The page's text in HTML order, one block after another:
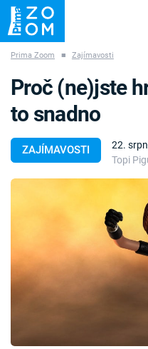
ZÁHADY VETŘELCI
Pořady
TV Program
Časopis
Prima Zoom ■ Zajímavosti
ZAJÍMAVOSTI
22.
Topi
Proč (ne)jste
to snadno